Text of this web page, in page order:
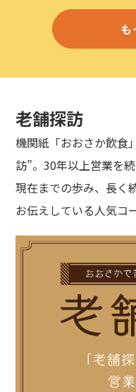
も
老舗探訪
機関紙「おおさか飲食
訪”。30年以上営業を
現在までの歩み、長く
お伝えしている人気コ